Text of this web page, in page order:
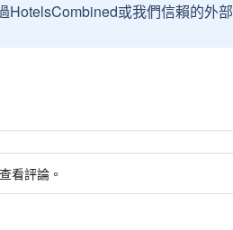
或我們信賴的外
看評論。